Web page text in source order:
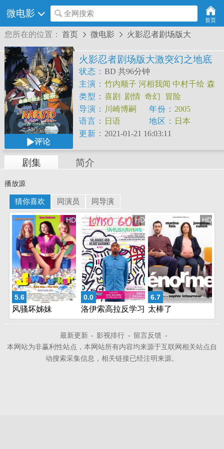
微电影 全网搜索
首页
您所在的位置： 首页  微电影  火影忍者剧场版大
评论
火影忍者剧场版大激突幻之地底
遗迹
状态： BD 共96分钟
主演： 竹内顺子 河相我闻 中村千绘 森
久保祥太郎
石田彰 加濑康之
岛幸子
桑岛法子 本田贵子 加藤优子
村知幸 宫岛史年 吉野贵宏 加藤将之
井敬幸 黑川智花 野岛昭生
类型： 喜剧 剧情 奇幻
冒险
导演：
川崎博嗣 年份： 2005
语言：
日语 地区：
日本
更新： 2021-01-21 16:03:11
剧集 简介
播放源
猜你喜欢 同演员 同导演
5.6
HD
风骚坏姊妹
0.0
HD
洛伊索高拉反学习
6.7
HD
太棒了
最新更新 - 影视排行 - 留言反馈 -
本网站为非赢利性站点，本网站所有内容均来源于互联网相关站点自
动搜索采集信息，相关链接已经注明来源。